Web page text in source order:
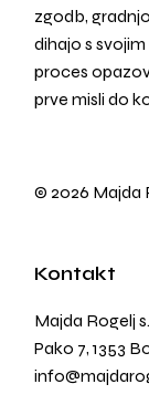
zgodb,
dihajo s
proces
prve misli do
© 2026 Majda
Kontakt
Majda Rogelj
Pako 7, 1353